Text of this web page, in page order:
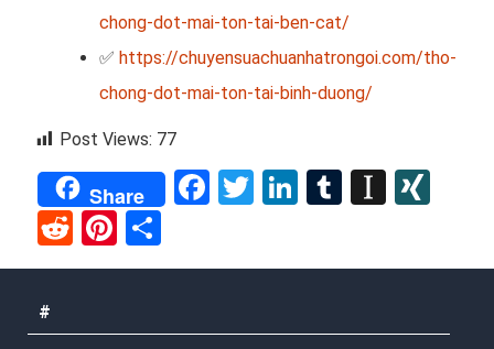
chong-dot-mai-ton-tai-ben-cat/
✅ https://chuyensuachuanhatrongoi.com/tho-
chong-dot-mai-ton-tai-binh-duong/
Post Views: 77
Share Facebook
TwitterLinkedIn
Tumblr
RedditPinterest
#